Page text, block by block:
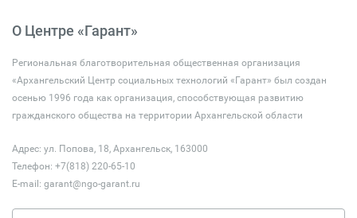
О Центре «Гарант»
Региональная благотворительная общественная организация
«Архангельский Центр социальных технологий «Гарант» был создан
осенью 1996 года как организация, способствующая развитию
гражданского общества на территории Архангельской области
Адрес: ул. Попова, 18, Архангельск, 163000
Телефон: +7(818) 220-65-10
E-mail: garant@ngo-garant.ru